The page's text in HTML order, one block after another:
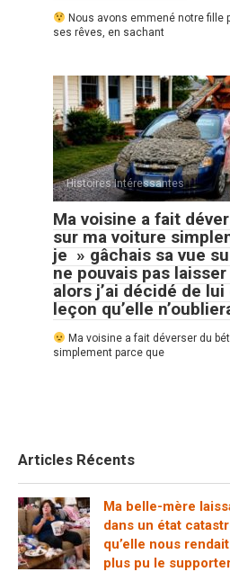
Nous avons emmené notre fille
ses rêves, en sachant
Histoires Intéressantes
Ma voisine a fait
sur ma voiture
je » gâchais sa vue
ne pouvais pas
alors j’ai décidé de
leçon qu’elle
Ma voisine a fait déverser du
simplement parce que
Articles Récents
Ma belle-mère
dans un état
qu’elle nous
plus pu le